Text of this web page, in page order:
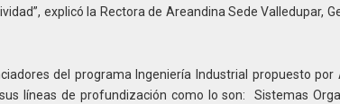
explicó la Rectora de Areandina Sede Valledupar,
del programa Ingeniería Industrial propuesto por
líneas de profundización como lo son: Sistemas